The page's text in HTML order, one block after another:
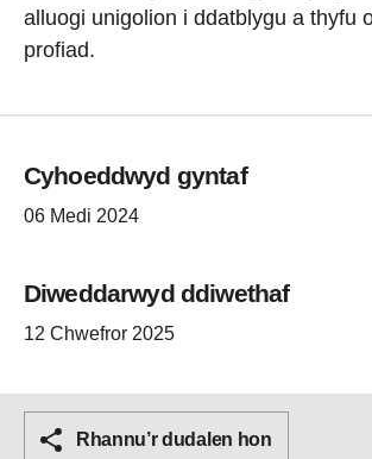
alluogi unigolion i ddatblygu a thyfu
profiad.
Cyhoeddwyd gyntaf
06 Medi 2024
Diweddarwyd ddiwethaf
12 Chwefror 2025
Rhannu’r dudalen hon